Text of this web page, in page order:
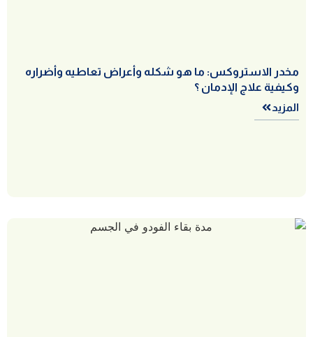
مخدر الاستروكس: ما هو شكله وأعراض تعاطيه وأضراره
وكيفية علاج الإدمان ؟
المزيد